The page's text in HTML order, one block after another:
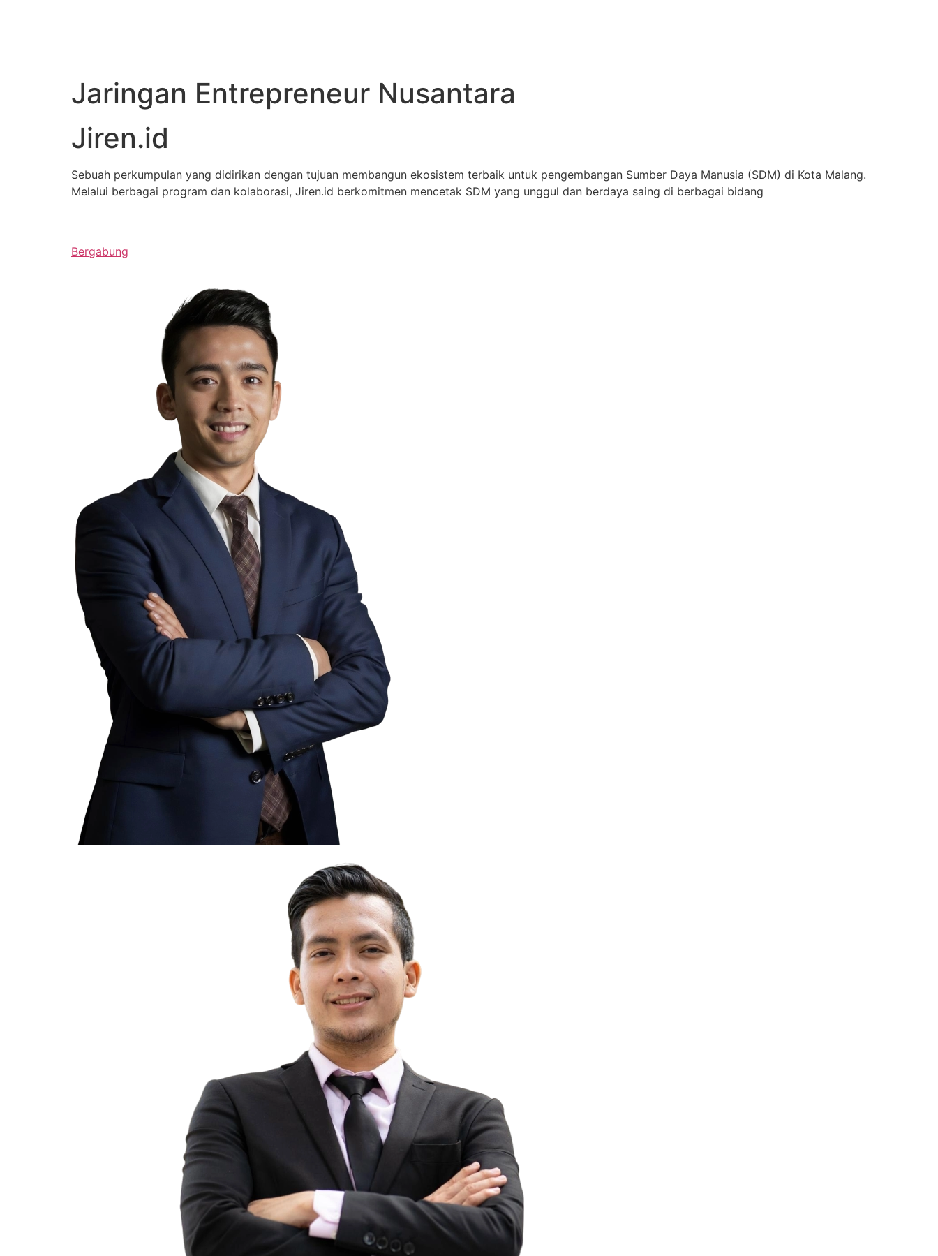
Jaringan Entrepreneur Nusantara
Jiren.id
Sebuah perkumpulan yang didirikan dengan tujuan membangun ekosistem terbaik untuk pengembangan Sumber Daya Manusia (SDM) di Kota Malang.
Melalui berbagai program dan kolaborasi, Jiren.id berkomitmen mencetak SDM yang unggul dan berdaya saing di berbagai bidang
Bergabung